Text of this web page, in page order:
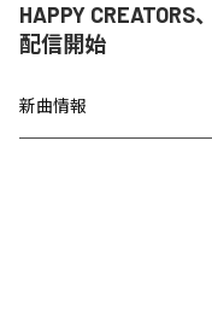
HAPPY CREATORS
配信開始
新曲情報